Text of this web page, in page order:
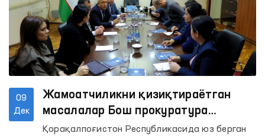
такомиллаштирилиши бўйича таклифлар
тайёрланмоқда.
09
Дек
Жамоатчиликни қизиқтираётган
масалалар Бош прокуратура
томонидан очиқланиши зарур -
Қорақалпоғистон Республикасида юз берган